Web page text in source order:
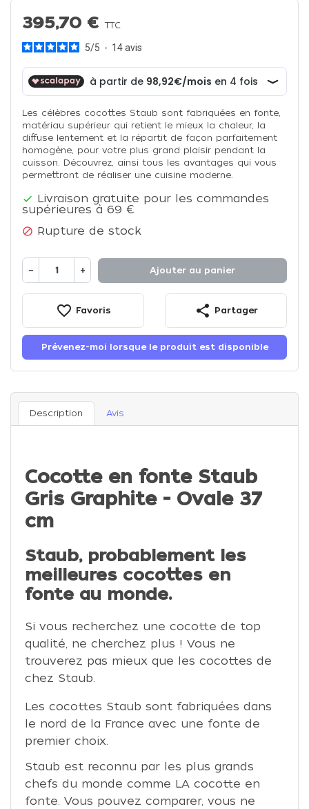
395,70 €TTC
5/5 - 14avis
Les célèbres cocottes Staub sont fabriquées en fonte,
matériau supérieur qui retient le mieux la chaleur, la
diffuse lentement et la répartit de façon parfaitement
homogène, pour votre plus grand plaisir pendant la
cuisson. Découvrez, ainsi tous les avantages qui vous
permettront de réaliser une cuisine moderne.
 Livraison gratuite pour les commandes
supérieures à 69 €
 Rupture de stock
− + Ajouter au panier
favorite_border Favoris share Partager
Prévenez-moi lorsque le produit est disponible
Description Avis
Cocotte en fonte Staub
Gris Graphite - Ovale 37
cm
Staub, probablement les
meilleures cocottes en
fonte au monde.
Si vous recherchez une cocotte de top
qualité, ne cherchez plus ! Vous ne
trouverez pas mieux que les cocottes de
chez Staub.
Les cocottes Staub sont fabriquées dans
le nord de la France avec une fonte de
premier choix.
Staub est reconnu par les plus grands
chefs du monde comme LA cocotte en
fonte. Vous pouvez comparer, vous ne